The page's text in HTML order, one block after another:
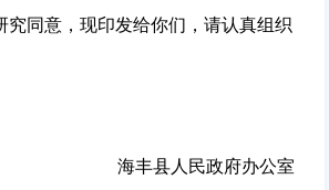
究同意，现印发给你们，请认真组织
海丰县人民政府办公室